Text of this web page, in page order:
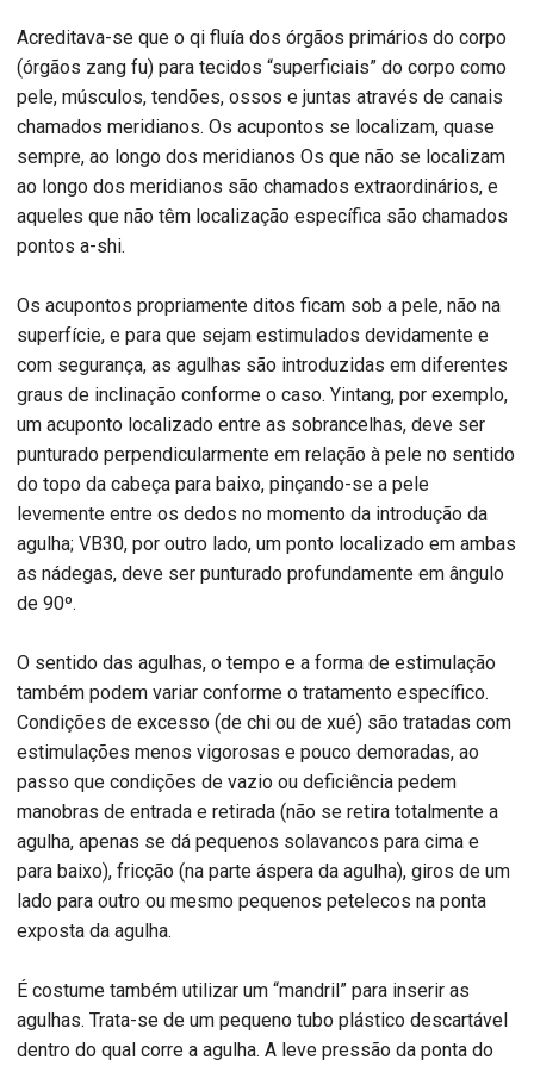
Acreditava-se que o qi fluía dos órgãos primários do corpo
(órgãos zang fu) para tecidos “superficiais” do corpo como
pele, músculos, tendões, ossos e juntas através de canais
chamados meridianos. Os acupontos se localizam, quase
sempre, ao longo dos meridianos Os que não se localizam
ao longo dos meridianos são chamados extraordinários, e
aqueles que não têm localização específica são chamados
pontos a-shi.
Os acupontos propriamente ditos ficam sob a pele, não na
superfície, e para que sejam estimulados devidamente e
com segurança, as agulhas são introduzidas em diferentes
graus de inclinação conforme o caso. Yintang, por exemplo,
um acuponto localizado entre as sobrancelhas, deve ser
punturado perpendicularmente em relação à pele no sentido
do topo da cabeça para baixo, pinçando-se a pele
levemente entre os dedos no momento da introdução da
agulha; VB30, por outro lado, um ponto localizado em ambas
as nádegas, deve ser punturado profundamente em ângulo
de 90º.
O sentido das agulhas, o tempo e a forma de estimulação
também podem variar conforme o tratamento específico.
Condições de excesso (de chi ou de xué) são tratadas com
estimulações menos vigorosas e pouco demoradas, ao
passo que condições de vazio ou deficiência pedem
manobras de entrada e retirada (não se retira totalmente a
agulha, apenas se dá pequenos solavancos para cima e
para baixo), fricção (na parte áspera da agulha), giros de um
lado para outro ou mesmo pequenos petelecos na ponta
exposta da agulha.
É costume também utilizar um “mandril” para inserir as
agulhas. Trata-se de um pequeno tubo plástico descartável
dentro do qual corre a agulha. A leve pressão da ponta do